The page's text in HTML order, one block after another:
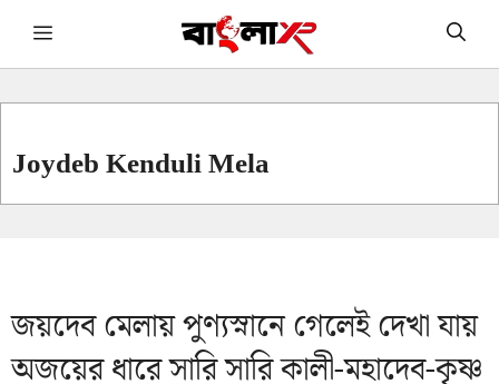
Skip Menu
Joydeb Kenduli Mela
জয়দেব মেলায় পুণ্যস্নানে গেলেই দেখা যায়
অজয়ের ধারে সারি সারি কালী-মহাদেব-কৃষ্ণ